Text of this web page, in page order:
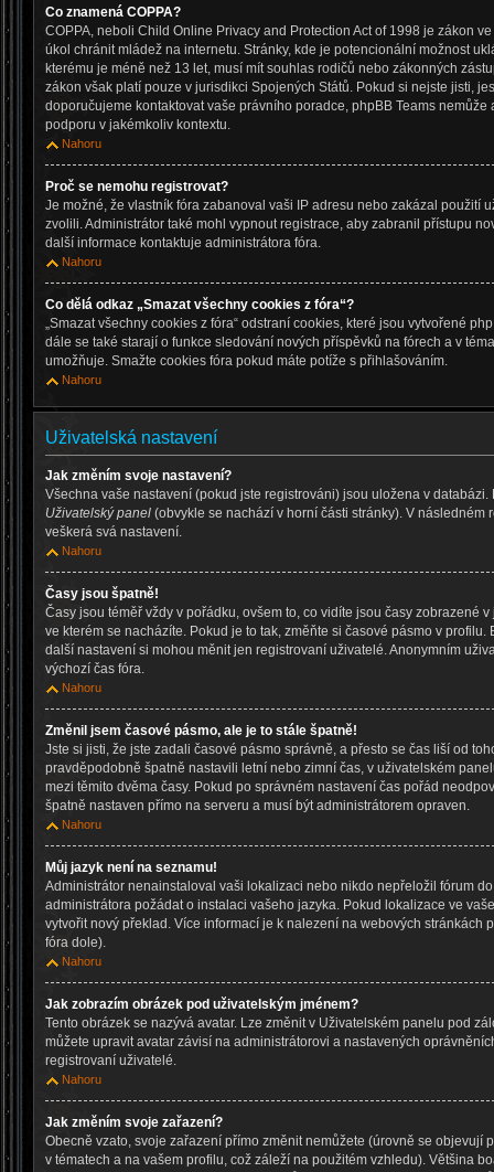
Co znamená COPPA?
COPPA, neboli Child Online Privacy and Protection Act of 1998 je zákon
úkol chránit mládež na internetu. Stránky, kde je potencionální možnost
kterému je méně než 13 let, musí mít souhlas rodičů nebo zákonných
zákon však platí pouze v jurisdikci Spojených Států. Pokud si nejste jisti,
doporučujeme kontaktovat vaše právního poradce, phpBB Teams nemůže
podporu v jakémkoliv kontextu.
Nahoru
Proč se nemohu registrovat?
Je možné, že vlastník fóra zabanoval vaši IP adresu nebo zakázal použití
zvolili. Administrátor také mohl vypnout registrace, aby zabranil přístupu
další informace kontaktuje administrátora fóra.
Nahoru
Co dělá odkaz „Smazat všechny cookies z fóra“?
„Smazat všechny cookies z fóra“ odstraní cookies, které jsou vytvořené
dále se také starají o funkce sledování nových příspěvků na fórech a v
umožňuje. Smažte cookies fóra pokud máte potíže s přihlašováním.
Nahoru
Uživatelská nastavení
Jak změním svoje nastavení?
Všechna vaše nastavení (pokud jste registrováni) jsou uložena v
Uživatelský panel (obvykle se nachází v horní části stránky). V následném
veškerá svá nastavení.
Nahoru
Časy jsou špatně!
Časy jsou téměř vždy v pořádku, ovšem to, co vidíte jsou časy zobrazené
ve kterém se nacházíte. Pokud je to tak, změňte si časové pásmo v profilu.
další nastavení si mohou měnit jen registrovaní uživatelé. Anonymním
výchozí čas fóra.
Nahoru
Změnil jsem časové pásmo, ale je to stále špatně!
Jste si jisti, že jste zadali časové pásmo správně, a přesto se čas liší od
pravděpodobně špatně nastavili letní nebo zimní čas, v uživatelském
mezi těmito dvěma časy. Pokud po správném nastavení čas pořád
špatně nastaven přímo na serveru a musí být administrátorem opraven.
Nahoru
Můj jazyk není na seznamu!
Administrátor nenainstaloval vaši lokalizaci nebo nikdo nepřeložil fórum
administrátora požádat o instalaci vašeho jazyka. Pokud lokalizace ve
vytvořit nový překlad. Více informací je k nalezení na webových stránkách
fóra dole).
Nahoru
Jak zobrazím obrázek pod uživatelským jménem?
Tento obrázek se nazývá avatar. Lze změnit v Uživatelském panelu pod
můžete upravit avatar závisí na administrátorovi a nastavených
registrovaní uživatelé.
Nahoru
Jak změním svoje zařazení?
Obecně vzato, svoje zařazení přímo změnit nemůžete (úrovně se objevují
v tématech a na vašem profilu, což záleží na použitém vzhledu). Většina